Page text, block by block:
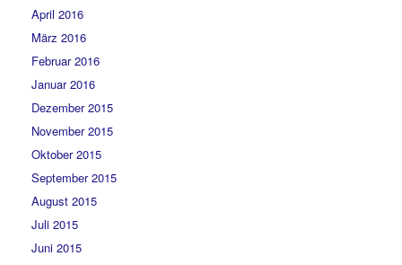
April 2016
März 2016
Februar 2016
Januar 2016
Dezember 2015
November 2015
Oktober 2015
September 2015
August 2015
Juli 2015
Juni 2015